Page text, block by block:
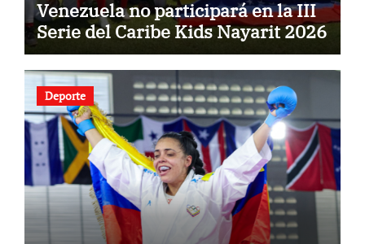
Venezuela no participará en la III
Serie del Caribe Kids Nayarit 2026
Deporte